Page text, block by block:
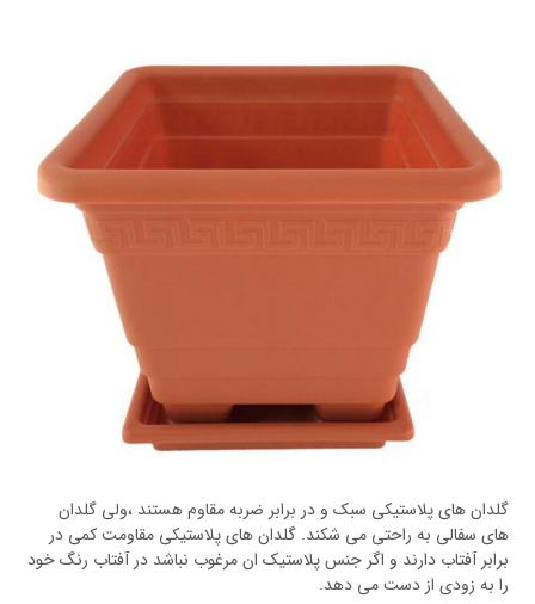
گلدان های پلاستیکی سبک و در برابر ضربه مقاوم هستند ،ولی گلدان
های سفالی به راحتی می شکند. گلدان های پلاستیکی مقاومت کمی در
برابر آفتاب دارند و اگر جنس پلاستیک ان مرغوب نباشد در آفتاب رنگ خود
را به زودی از دست می دهد.